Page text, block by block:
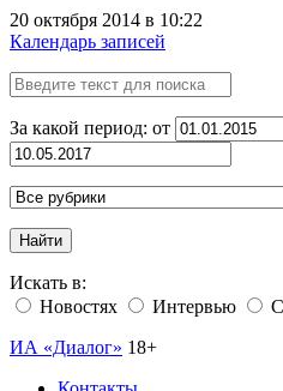
20 октября 2014 в 10:22
Календарь записей
За какой период: от
Найти
Искать в:
Новостях
Интервью
ИА «Диалог» 18+